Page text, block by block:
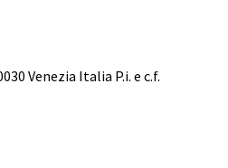
Venezia Italia P.i. e c.f.